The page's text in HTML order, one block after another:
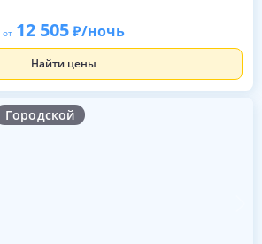
от 12 505 /ночь
Найти цены
Городской